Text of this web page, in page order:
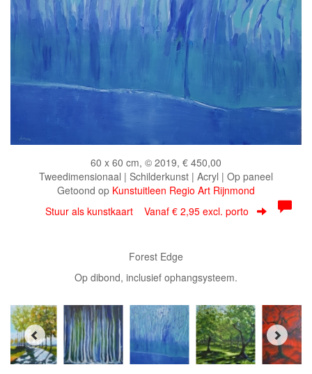
60 x 60 cm, © 2019, € 450,00
Tweedimensionaal | Schilderkunst | Acryl | Op paneel
Getoond op Kunstuitleen Regio Art Rijnmond
Stuur als kunstkaart Vanaf € 2,95 excl. porto
Forest Edge
Op dibond, inclusief ophangsysteem.